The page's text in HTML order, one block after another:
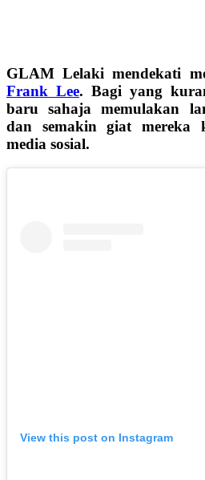
GLAM Lelaki mendekati
Frank Lee. Bagi yang
baru sahaja memulakan
dan semakin giat mereka
media sosial.
View this post on Instagram